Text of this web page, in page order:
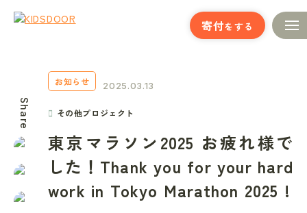
寄付をする
Share
お知らせ 2025.03.13
その他プロジェクト
東京マラソン2025 お疲れ様で
した！Thank you for your hard
work in Tokyo Marathon 2025 !